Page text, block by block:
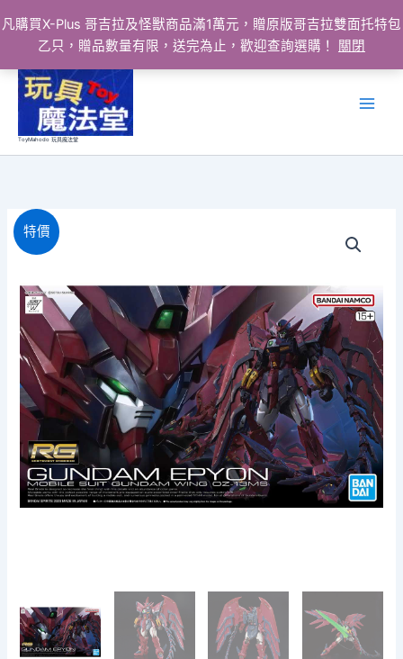
凡購買X-Plus 哥吉拉及怪獸商品滿1萬元，贈原版哥吉拉雙面托特包
乙只，贈品數量有限，送完為止，歡迎查詢選購！
關閉
ToyMahodo 玩具魔法堂
特價